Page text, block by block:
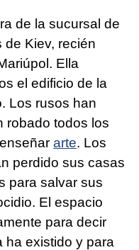
de la sucursal de
de Kiev, recién
Ella
el edificio de la
Los rusos han
robado todos los
arte. Los
perdido sus casas
para salvar sus
El espacio
para decir
ha existido y para